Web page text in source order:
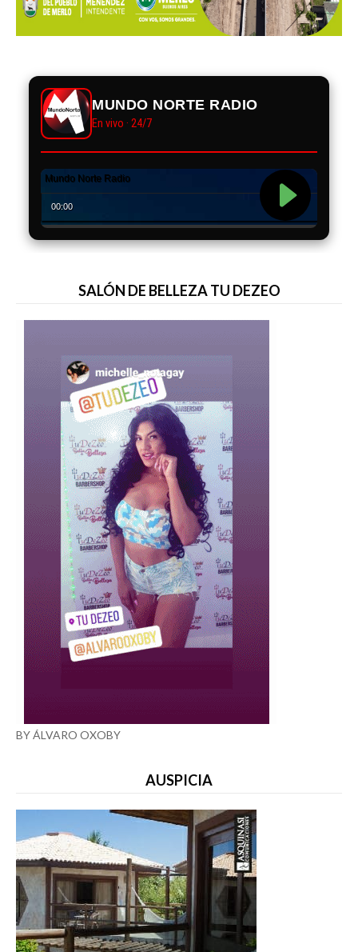
MUNDO NORTE RADIO
En vivo · 24/7
SALÓN DE BELLEZA TU DEZEO
BY ÁLVARO OXOBY
AUSPICIA